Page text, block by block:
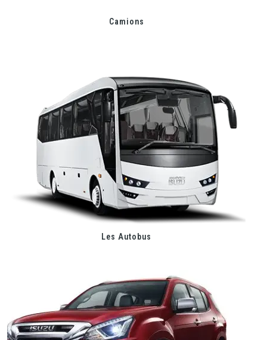
Camions
Les Autobus